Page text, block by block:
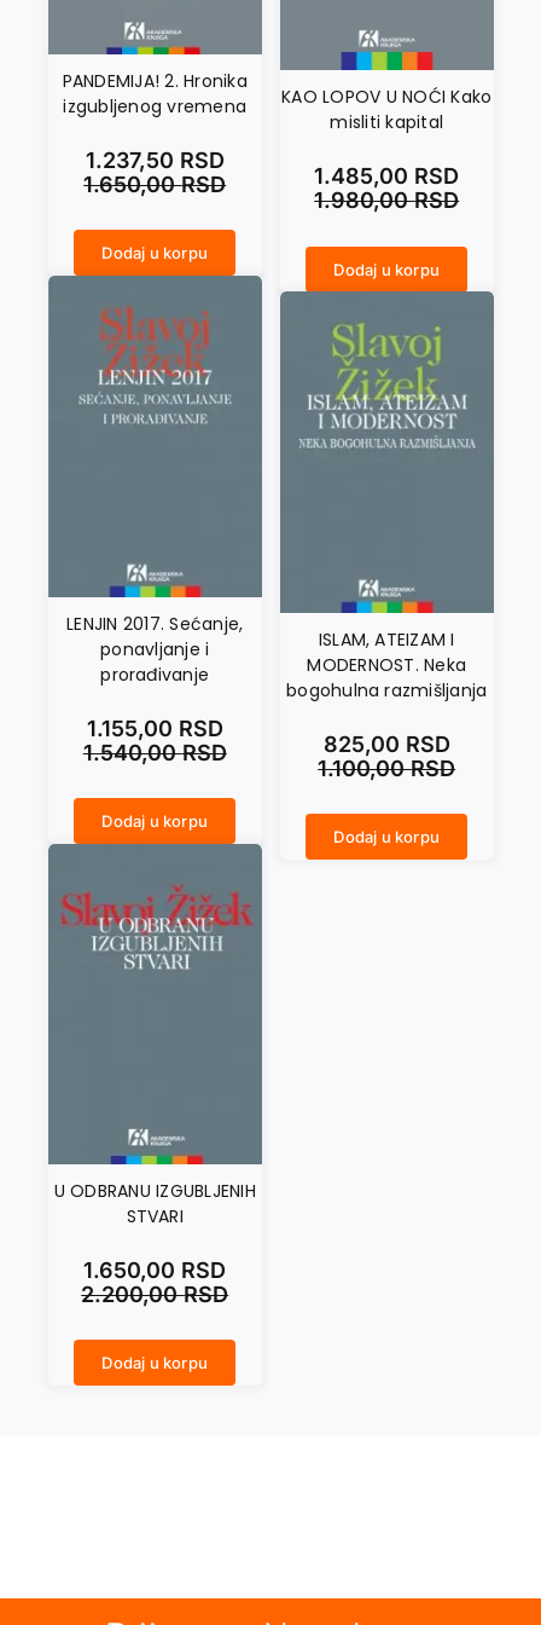
PANDEMIJA! 2. Hronika
izgubljenog vremena
1.650,00RSD
1.237,50 RSD
Dodaj u korpu
KAO LOPOV U NOĆI Kako
misliti kapital
1.980,00RSD
1.485,00 RSD
Dodaj u korpu
LENJIN 2017. Sećanje,
ponavljanje i
prorađivanje
1.540,00RSD
1.155,00 RSD
Dodaj u korpu
ISLAM, ATEIZAM I
MODERNOST. Neka
bogohulna razmišljanja
1.100,00RSD
825,00 RSD
Dodaj u korpu
U ODBRANU IZGUBLJENIH
STVARI
2.200,00RSD
1.650,00 RSD
Dodaj u korpu